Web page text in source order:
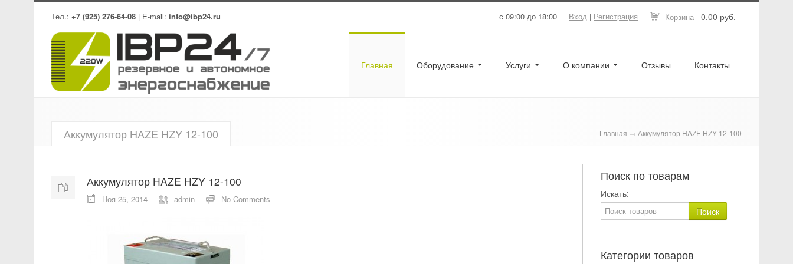
Тел.: +7 (925) 276-64-08 | E-mail: info@ibp24.ru Корзина - 0.00 руб.
Вход | Регистрация
с 09:00 до 18:00
Главная Оборудование Услуги О компании Отзывы Контакты
Аккумулятор HAZE HZY 12-100 Главная → Аккумулятор HAZE HZY 12-100
Аккумулятор HAZE HZY 12-100
Ноя 25, 2014 admin No Comments
Поиск по товарам
Искать:
Категории товаров